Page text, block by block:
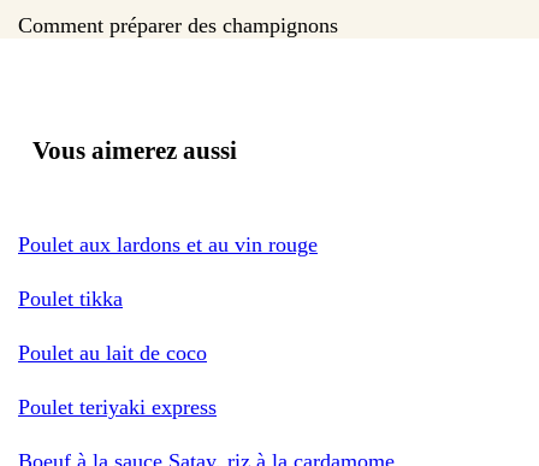
Comment préparer des champignons
Vous aimerez aussi
Poulet aux lardons et au vin rouge
Poulet tikka
Poulet au lait de coco
Poulet teriyaki express
Boeuf à la sauce Satay, riz à la cardamome